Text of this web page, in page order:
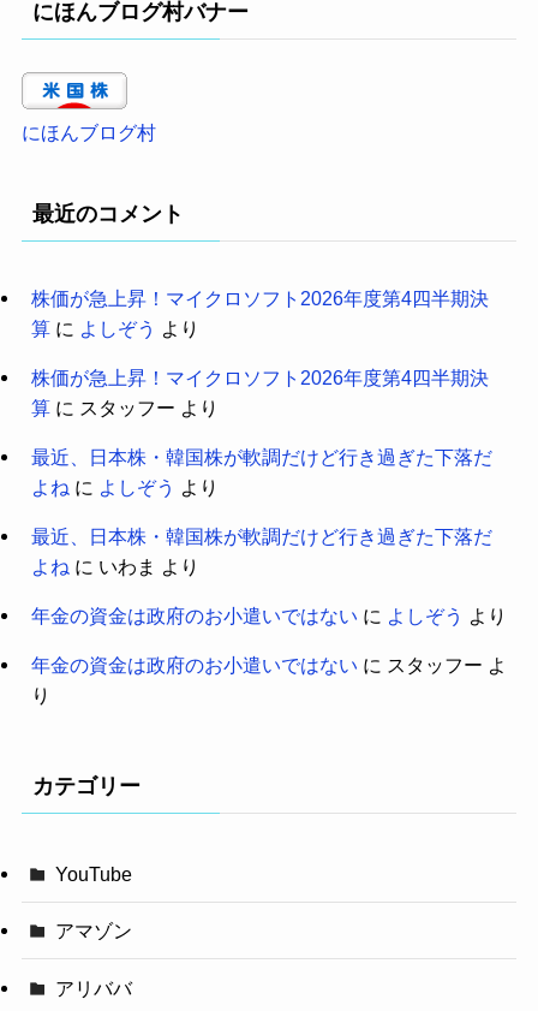
にほんブログ村バナー
にほんブログ村
最近のコメント
株価が急上昇！マイクロソフト2026年度第4四半期決
算に よしぞう より
株価が急上昇！マイクロソフト2026年度第4四半期決
算に スタッフー より
最近、日本株・韓国株が軟調だけど行き過ぎた下落だ
よね に よしぞう より
最近、日本株・韓国株が軟調だけど行き過ぎた下落だ
よね に いわま より
年金の資金は政府のお小遣いではない に よしぞう より
年金の資金は政府のお小遣いではない に スタッフー よ
り
カテゴリー
YouTube
アマゾン
アリババ